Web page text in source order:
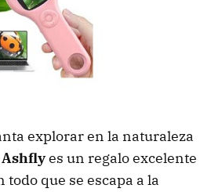
explorar en la naturaleza
es un regalo excelente
que se escapa a la